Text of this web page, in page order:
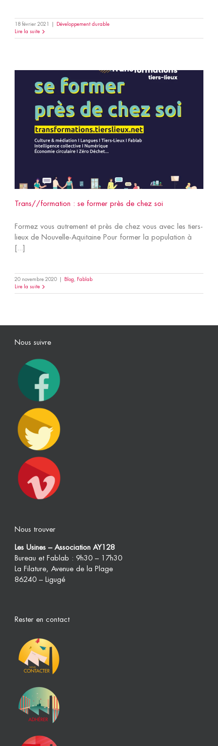
18 février 2021
Développement durable
Lire la suite
Trans//formation : se former près de chez soi
Formez vous autrement et près de chez vous avec les tiers-
lieux de Nouvelle-Aquitaine Pour former la population à
[...]
20 novembre 2020 Blog , Fablab
Lire la suite
Nous suivre
Nous trouver
Les Usines – Association AY128
Bureau et Fablab : 9h30 – 17h30
La Filature, Avenue de la Plage
86240 – Ligugé
Rester en contact